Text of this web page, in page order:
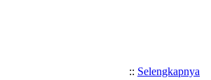
:: Selengkapnya